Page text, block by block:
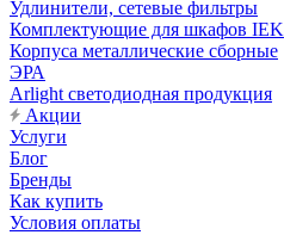
Удлинители, сетевые фильтры
Комплектующие для шкафов IEK
Корпуса металлические сборные
ЭРА
Arlight светодиодная продукция
Акции
Услуги
Блог
Бренды
Как купить
Условия оплаты